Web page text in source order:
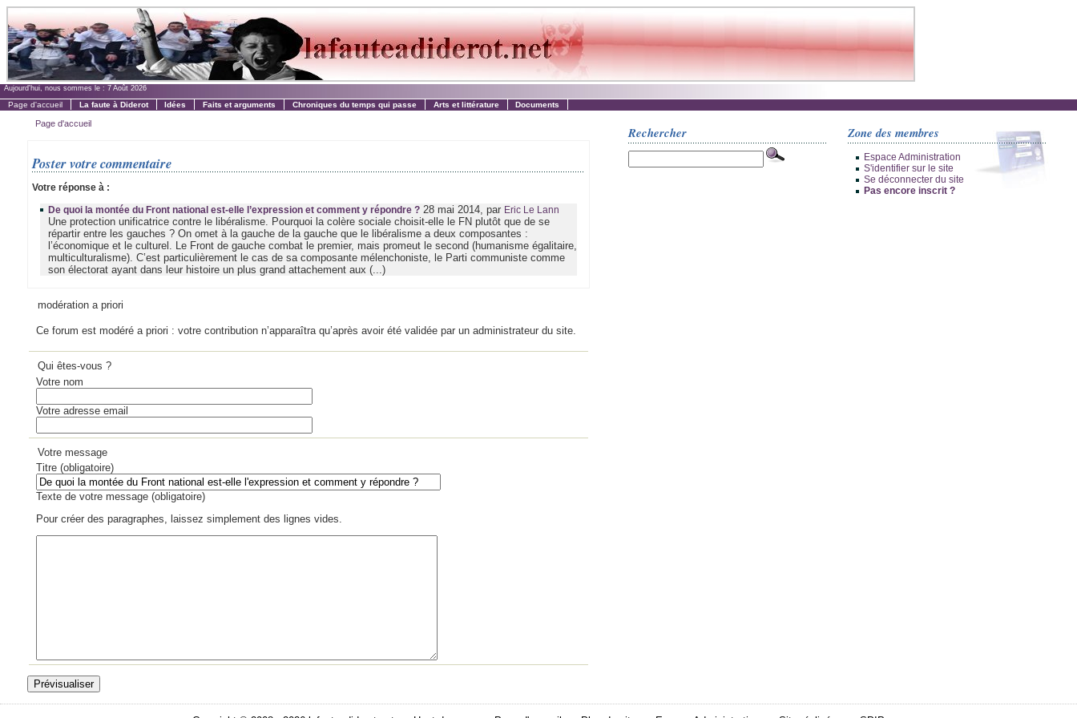
Aujourd'hui, nous sommes le : 7 Août 2026
Page d'accueil La faute à Diderot Idées Faits et arguments Chroniques du temps qui passe Arts et littérature Documents
Page d'accueil
Poster votre commentaire
Votre réponse à :
De quoi la montée du Front national est-elle l’expression et comment y répondre ?28 mai 2014, par Eric Le Lann
Une protection unificatrice contre le libéralisme. Pourquoi la colère sociale choisit-elle le FN plutôt que de se
répartir entre les gauches ? On omet à la gauche de la gauche que le libéralisme a deux composantes :
l’économique et le culturel. Le Front de gauche combat le premier, mais promeut le second (humanisme égalitaire,
multiculturalisme). C’est particulièrement le cas de sa composante mélenchoniste, le Parti communiste comme
son électorat ayant dans leur histoire un plus grand attachement aux (...)
modération a priori
Ce forum est modéré a priori : votre contribution n’apparaîtra qu’après avoir été validée par un administrateur du site.
Qui êtes-vous ?
Votre nom
Votre adresse email
Votre message
Titre (obligatoire)
Texte de votre message (obligatoire)
Pour créer des paragraphes, laissez simplement des lignes vides.
Zone des membres
Espace Administration
S'identifier sur le site
Se déconnecter du site
Pas encore inscrit ?
Rechercher